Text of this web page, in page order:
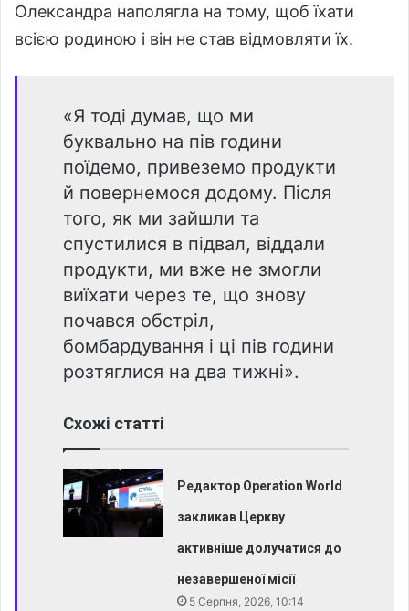
Олександра наполягла на тому, щоб їхати
всією родиною і він не став відмовляти їх.
«Я тоді думав, що ми
буквально на пів години
поїдемо, привеземо продукти
й повернемося додому. Після
того, як ми зайшли та
спустилися в підвал, віддали
продукти, ми вже не змогли
виїхати через те, що знову
почався обстріл,
бомбардування і ці пів години
розтяглися на два тижні».
Схожі статті
Редактор Operation World
закликав Церкву
активніше долучатися до
незавершеної місії
5 Серпня, 2026, 10:14